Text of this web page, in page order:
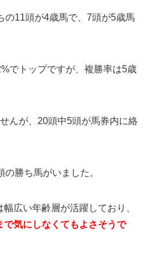
の11頭が4歳馬で、7頭が5歳馬
でトップですが、複勝率は5歳
んが、20頭中5頭が馬券内に絡
勝ち馬がいました。
幅広い年齢層が活躍しており、
で気にしなくてもよさそうで